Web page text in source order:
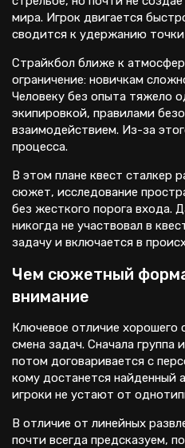
мира. Игрок двигается
сводится к удержанию
Страйкбол ближе к
ограничение: новичкам
Человеку без опыта тяжело
экипировкой, правилами
взаимодействием. Из-за
процесса.
В этом плане квест сталкер
сюжет, исследование
без жесткого порога входа.
никогда не участвовал в
задачу и включается в
Чем сюжетный
внимание
Ключевое отличие хорошего
смена задач. Сначала
потом договаривается с
кому достанется найденный
игроки не устают от
В отличие от линейных
почти всегда предсказуем,